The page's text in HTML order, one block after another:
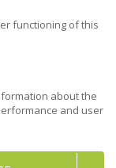
functioning of this
about the
and user